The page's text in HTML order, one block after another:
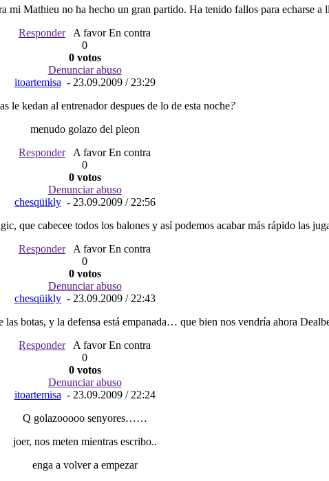
mi Mathieu no ha hecho un gran partido. Ha tenido fallos para echarse a
ResponderA favor En contra
0
0 votos
Denunciar abuso
itoartemisa - 23.09.2009 / 23:29
le kedan al entrenador despues de lo de esta noche?
menudo golazo del pleon
ResponderA favor En contra
0
0 votos
Denunciar abuso
chesqüikly - 23.09.2009 / 22:56
que cabecee todos los balones y así podemos acabar más rápido las
ResponderA favor En contra
0
0 votos
Denunciar abuso
chesqüikly - 23.09.2009 / 22:43
botas, y la defensa está empanada… que bien nos vendría ahora
ResponderA favor En contra
0
0 votos
Denunciar abuso
itoartemisa - 23.09.2009 / 22:24
Q golazooooo senyores……
joer, nos meten mientras escribo..
enga a volver a empezar